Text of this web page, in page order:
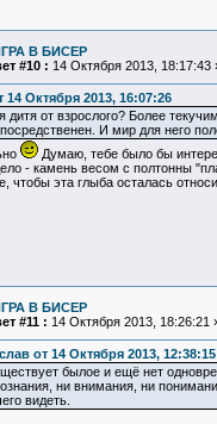
В БИСЕР
#10 : 14 Октября 2013, 18:17:43
14 Октября 2013, 16:07:26
дитя от взрослого? Более
И мир для него
Думаю, тебе было бы
- камень весом с полтонны
чтобы эта глыба осталась
В БИСЕР
#11 : 14 Октября 2013, 18:26:21
от 14 Октября 2013, 12:38:15
былое и ещё нет
ни внимания, ни
видеть.